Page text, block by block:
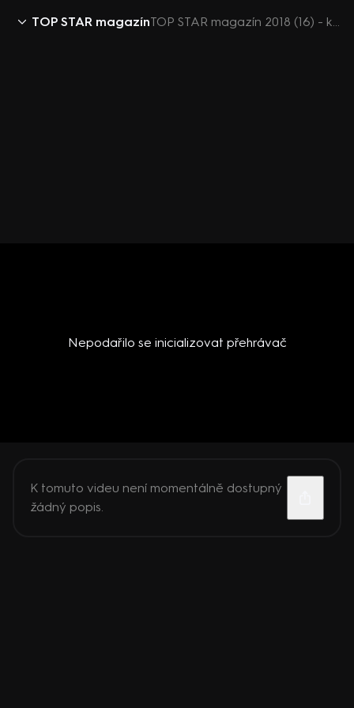
TOP STAR magazín TOP STAR magazín 2018 (16) - komix - chalupy slavných
Nepodařilo se inicializovat přehrávač
K tomuto videu není momentálně dostupný
žádný popis.